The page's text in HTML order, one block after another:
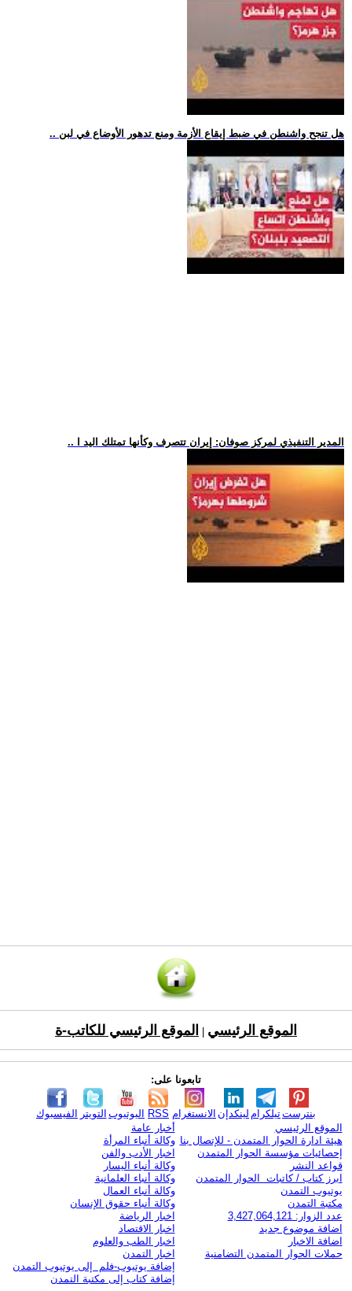
.. هل تنجح واشنطن في ضبط إيقاع الأزمة ومنع تدهور الأوضاع في لبن
.. المدير التنفيذي لمركز صوفان: إيران تتصرف وكأنها تمتلك اليد ا
الموقع الرئيسي الموقع الرئيسي للكاتب-ة
تابعونا على:
الفيسبوك التويتر اليوتيوب RSS الانستغرام لينكدإن تيلكرامبنترست
الموقع الرئيسي
هيئة ادارة الحوار المتمدن - للإتصال بنا
إحصائيات مؤسسة الحوار المتمدن
قواعد النشر
ابرز كتاب / كاتبات الحوار المتمدن
يوتيوب التمدن
مكتبة التمدن
عدد الزوار: 3,427,064,121
اضافة موضوع جديد
اضافة الاخبار
حملات الحوار المتمدن التضامنية
أخبار عامة
وكالة أنباء المرأة
اخبار الأدب والفن
وكالة أنباء اليسار
وكالة أنباء العلمانية
وكالة أنباء العمال
وكالة أنباء حقوق الإنسان
اخبار الرياضة
اخبار الاقتصاد
اخبار الطب والعلوم
اخبار التمدن
إضافة يوتيوب-فلم إلى يوتيوب التمدن
إضافة كتاب إلى مكتبة التمدن